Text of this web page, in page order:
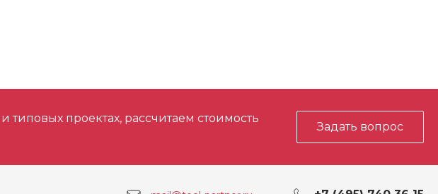
типовых проектах, рассчитаем стоимость
Задать вопрос